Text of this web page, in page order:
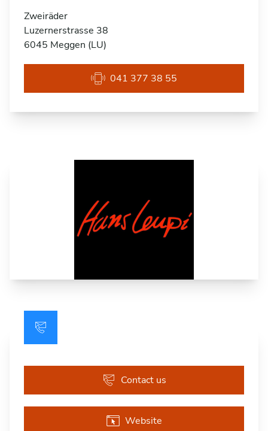
Zweiräder
Luzernerstrasse 38
6045 Meggen (LU)
041 377 38 55
Contact us
Website